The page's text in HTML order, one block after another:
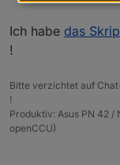
Ich habe das
!
Bitte verzichtet auf
!
Produktiv: Asus PN 42 /
openCCU)